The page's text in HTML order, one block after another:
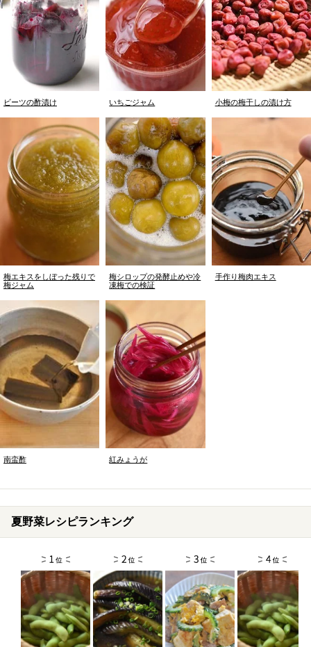
ビーツの酢漬け いちごジャム 小梅の梅干しの漬け方
梅エキスをしぼった残りで
梅ジャム
梅シロップの発酵止めや冷
凍梅での検証
手作り梅肉エキス
南蛮酢 紅みょうが
夏野菜レシピランキング